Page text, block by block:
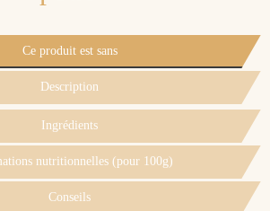
Ce produit est sans
Description
Ingrédients
nutritionnelles (pour 100g)
Conseils